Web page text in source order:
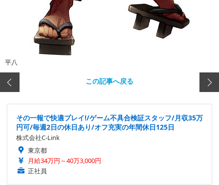
平八
この記事へ戻る
その一報で快適プレイ!/ゲーム不具合検証スタッフ/月収35万
円可/毎週2日の休日あり/オフ充実の年間休日125日
株式会社C-Link
東京都
月給34万円～40万3,000円
正社員